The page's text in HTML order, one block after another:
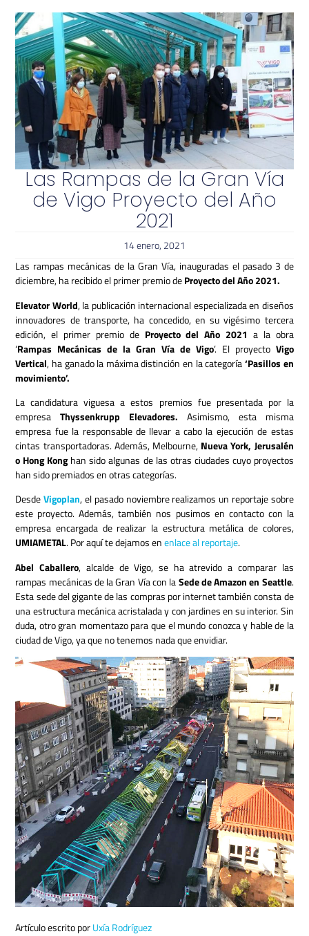
Las Rampas de la Gran Vía
de Vigo Proyecto del Año
2021
14 enero, 2021
Las rampas mecánicas de la Gran Vía, inauguradas el pasado 3 de
diciembre, ha recibido el primer premio deProyecto del Año 2021.
Elevator World, la publicación internacional especializada en diseños
innovadores de transporte, ha concedido, en su vigésimo tercera
edición, el primer premio de Proyecto del Año 2021 a la obra
‘Rampas Mecánicas de la Gran Vía de Vigo’. El proyecto Vigo
Vertical, ha ganado la máxima distinción en la categoría‘Pasillos en
movimiento’.
La candidatura viguesa a estos premios fue presentada por la
empresaThyssenkrupp Elevadores. Asimismo, esta misma
empresa fue la responsable de llevar a cabo la ejecución de estas
cintas transportadoras. Además, Melbourne, Nueva York, Jerusalén
o Hong Konghan sido algunas de las otras ciudades cuyo proyectos
han sido premiados en otras categorías.
DesdeVigoplan, el pasado noviembre realizamos un reportaje sobre
este proyecto. Además, también nos pusimos en contacto con la
empresa encargada de realizar la estructura metálica de colores,
UMIAMETAL. Por aquí te dejamos enenlace al reportaje.
Abel Caballero, alcalde de Vigo, se ha atrevido a comparar las
rampas mecánicas de la Gran Vía con laSede de Amazon en Seattle.
Esta sede del gigante de las compras por internet también consta de
una estructura mecánica acristalada y con jardines en su interior. Sin
duda, otro gran momentazo para que el mundo conozca y hable de la
ciudad de Vigo, ya que no tenemos nada que envidiar.
Artículo escrito porUxía Rodríguez